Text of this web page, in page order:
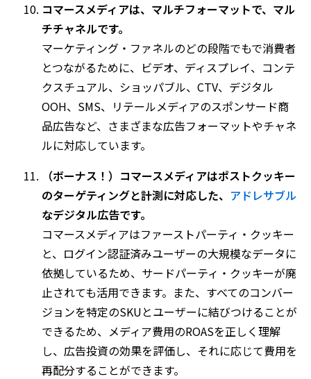
コマースメディアは、マルチフォーマットで、マル
チチャネルです。
マーケティング・ファネルのどの段階でもで消費者
とつながるために、ビデオ、ディスプレイ、コンテ
クスチュアル、ショッパブル、CTV、デジタル
OOH、SMS、リテールメディアのスポンサード商
品広告など、さまざまな広告フォーマットやチャネ
ルに対応しています。
（ボーナス！）コマースメディアはポストクッキー
のターゲティングと計測に対応した、 アドレサブル
なデジタル広告です。
コマースメディアはファーストパーティ・クッキー
と、ログイン認証済みユーザーの大規模なデータに
依拠しているため、サードパーティ・クッキーが廃
止されても活用できます。また、すべてのコンバー
ジョンを特定のSKUとユーザーに結びつけることが
できるため、メディア費用のROASを正しく理解
し、広告投資の効果を評価し、それに応じて費用を
再配分することができます。